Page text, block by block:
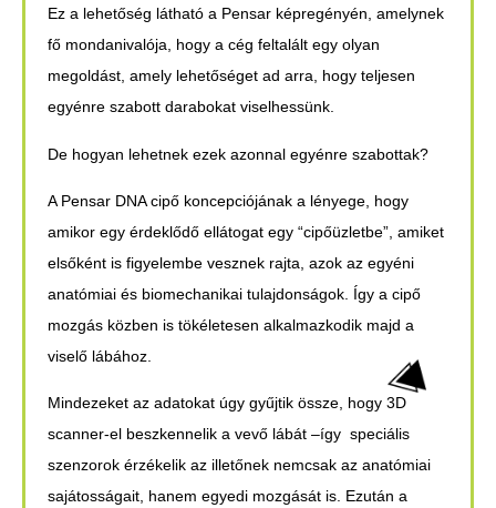
Ez a lehetőség látható a Pensar képregényén, amelynek
fő mondanivalója, hogy a cég feltalált egy olyan
megoldást, amely lehetőséget ad arra, hogy teljesen
egyénre szabott darabokat viselhessünk.
De hogyan lehetnek ezek azonnal egyénre szabottak?
A Pensar DNA cipő koncepciójának a lényege, hogy
amikor egy érdeklődő ellátogat egy “cipőüzletbe”, amiket
elsőként is figyelembe vesznek rajta, azok az egyéni
anatómiai és biomechanikai tulajdonságok. Így a cipő
mozgás közben is tökéletesen alkalmazkodik majd a
viselő lábához.
Mindezeket az adatokat úgy gyűjtik össze, hogy 3D
scanner-el beszkennelik a vevő lábát –így speciális
szenzorok érzékelik az illetőnek nemcsak az anatómiai
sajátosságait, hanem egyedi mozgását is. Ezután a